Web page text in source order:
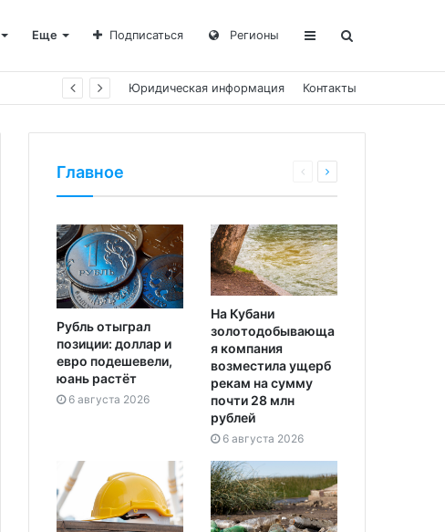
Еще Подписаться Регионы
Юридическая информация Контакты
Главное
Рубль отыграл
позиции: доллар и
евро подешевели,
юань растёт
6 августа 2026
На Кубани
золотодобывающа
я компания
возместила ущерб
рекам на сумму
почти 28 млн
рублей
6 августа 2026